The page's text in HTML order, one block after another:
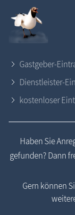
Gastgeber-
Dienstleister-
kostenloser
Haben Sie
gefunden? Dann
Gern können